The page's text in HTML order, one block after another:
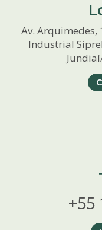
Av. Arquimedes,
Industrial
+55